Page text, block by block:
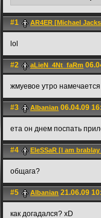
#1 AR4ER [Michael
lol
#2 aLieN_4Nt_faRm
жмуевое утро
#3 Albanian 06.04.09
ета он днем поспать
#4 EleSSaR [I am
общага?
#5 Albanian 21.06.09
как догадался? xD